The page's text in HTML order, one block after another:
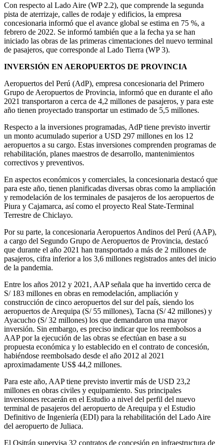
Con respecto al Lado Aire (WP 2.2), que comprende la segunda
pista de aterrizaje, calles de rodaje y edificios, la empresa
concesionaria informó que el avance global se estima en 75 %, a
febrero de 2022. Se informó también que a la fecha ya se han
iniciado las obras de las primeras cimentaciones del nuevo terminal
de pasajeros, que corresponde al Lado Tierra (WP 3).
INVERSIÓN EN AEROPUERTOS DE PROVINCIA
Aeropuertos del Perú (AdP), empresa concesionaria del Primero
Grupo de Aeropuertos de Provincia, informó que en durante el año
2021 transportaron a cerca de 4,2 millones de pasajeros, y para este
año tienen proyectado transportar un estimado de 5,5 millones.
Respecto a la inversiones programadas, AdP tiene previsto invertir
un monto acumulado superior a USD 297 millones en los 12
aeropuertos a su cargo. Estas inversiones comprenden programas de
rehabilitación, planes maestros de desarrollo, mantenimientos
correctivos y preventivos.
En aspectos económicos y comerciales, la concesionaria destacó que
para este año, tienen planificadas diversas obras como la ampliación
y remodelación de los terminales de pasajeros de los aeropuertos de
Piura y Cajamarca, así como el proyecto Real State-Terminal
Terrestre de Chiclayo.
Por su parte, la concesionaria Aeropuertos Andinos del Perú (AAP),
a cargo del Segundo Grupo de Aeropuertos de Provincia, destacó
que durante el año 2021 han transportado a más de 2 millones de
pasajeros, cifra inferior a los 3,6 millones registrados antes del inicio
de la pandemia.
Entre los años 2012 y 2021, AAP señala que ha invertido cerca de
S/ 183 millones en obras en remodelación, ampliación y
construcción de cinco aeropuertos del sur del país, siendo los
aeropuertos de Arequipa (S/ 55 millones), Tacna (S/ 42 millones) y
Ayacucho (S/ 32 millones) los que demandaron una mayor
inversión. Sin embargo, es preciso indicar que los reembolsos a
AAP por la ejecución de las obras se efectúan en base a su
propuesta económica y lo establecido en el contrato de concesión,
habiéndose reembolsado desde el año 2012 al 2021
aproximadamente US$ 44,2 millones.
Para este año, AAP tiene previsto invertir más de USD 23,2
millones en obras civiles y equipamiento. Sus principales
inversiones recaerán en el Estudio a nivel del perfil del nuevo
terminal de pasajeros del aeropuerto de Arequipa y el Estudio
Definitivo de Ingeniería (EDI) para la rehabilitación del Lado Aire
del aeropuerto de Juliaca.
El Ositrán supervisa 32 contratos de concesión en infraestructura de